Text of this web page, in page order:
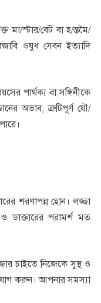
মা/স্টার/বেট বা হ/স্তমৈ/
ওষুধ সেবন ইত্যাদি
পার্থক্য বা সঙ্গিনীকে
অভাব, ত্রুটিপূর্ণ যৌ/
শরণাপন্ন হোন। লজ্জা
পরামর্শ মত
চাইতে নিজেকে সুস্থ ও
করুন। আপনার সমস্যা